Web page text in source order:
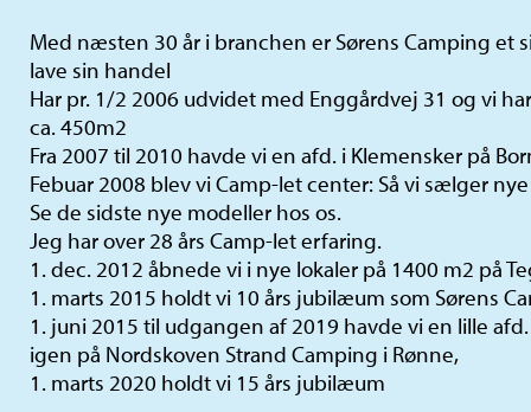
Med næsten 30 år i branchen er Sørens Camping et
lave sin handel
Har pr. 1/2 2006 udvidet med Enggårdvej 31 og vi
ca. 450m2
Fra 2007 til 2010 havde vi en afd. i Klemensker på
Febuar 2008 blev vi Camp-let center: Så vi sælger
Se de sidste nye modeller hos os.
Jeg har over 28 års Camp-let erfaring.
1. dec. 2012 åbnede vi i nye lokaler på 1400 m2 på
1. marts 2015 holdt vi 10 års jubilæum som Sørens
1. juni 2015 til udgangen af 2019 havde vi en lille
igen på Nordskoven Strand Camping i Rønne,
1. marts 2020 holdt vi 15 års jubilæum